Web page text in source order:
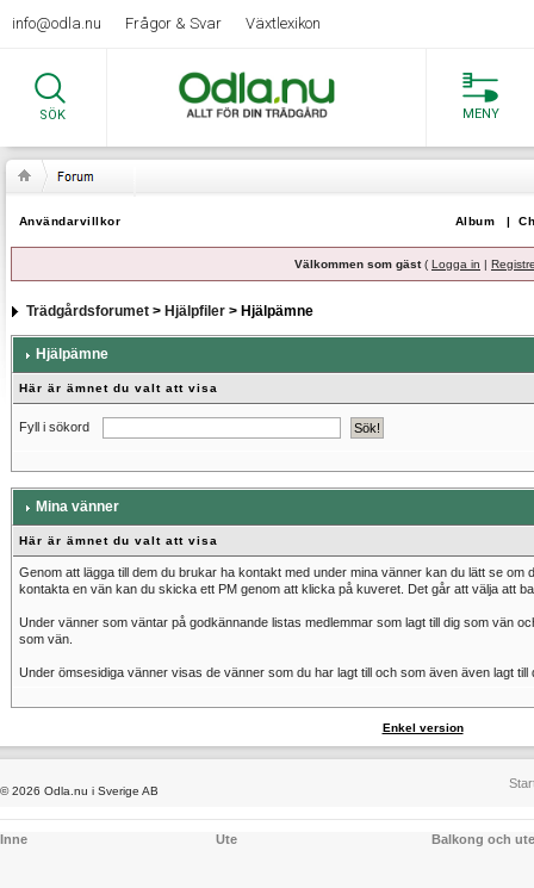
info@odla.nu Frågor & Svar Växtlexikon
SÖK MENY
Användarvillkor Album |
Välkommen som gäst( Logga in |
Trädgårdsforumet> Hjälpfiler> Hjälpämne
Hjälpämne
Här är ämnet du valt att visa
Fyll i sökord
Mina vänner
Här är ämnet du valt att visa
Genom att lägga till dem du brukar ha kontakt med under mina vänner kan du lätt se om
kontakta en vän kan du skicka ett PM genom att klicka på kuveret. Det går att välja att
Under vänner som väntar på godkännande listas medlemmar som lagt till dig som vän
som vän.
Under ömsesidiga vänner visas de vänner som du har lagt till och som även även lagt till
Enkel version
© 2026 Odla.nu i Sverige AB
Inne Ute Balkong och